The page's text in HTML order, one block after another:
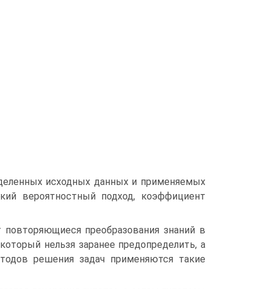
исходных данных и применяемых
вероятностный подход, коэффициент
преобразования знаний в
нельзя заранее предопределить, а
решения задач применяются такие